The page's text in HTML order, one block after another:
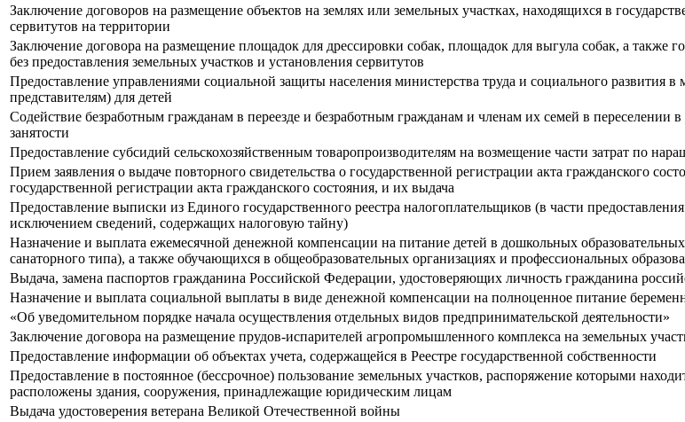
Заключение договоров на размещение объектов на землях или земельных участках, находящихся в
сервитутов на территории
Заключение договора на размещение площадок для дрессировки собак, площадок для выгула собак, а также
без предоставления земельных участков и установления сервитутов
Предоставление управлениями социальной защиты населения министерства труда и социального развития
представителям) для детей
Содействие безработным гражданам в переезде и безработным гражданам и членам их семей в переселении
занятости
Предоставление субсидий сельскохозяйственным товаропроизводителям на возмещение части затрат по
Прием заявления о выдаче повторного свидетельства о государственной регистрации акта гражданского
государственной регистрации акта гражданского состояния, и их выдача
Предоставление выписки из Единого государственного реестра налогоплательщиков (в части
исключением сведений, содержащих налоговую тайну)
Назначение и выплата ежемесячной денежной компенсации на питание детей в дошкольных
санаторного типа), а также обучающихся в общеобразовательных организациях и профессиональных
Выдача, замена паспортов гражданина Российской Федерации, удостоверяющих личность гражданина
Назначение и выплата социальной выплаты в виде денежной компенсации на полноценное питание
«Об уведомительном порядке начала осуществления отдельных видов предпринимательской деятельности»
Заключение договора на размещение прудов-испарителей агропромышленного комплекса на земельных
Предоставление информации об объектах учета, содержащейся в Реестре государственной собственности
Предоставление в постоянное (бессрочное) пользование земельных участков, распоряжение которыми
расположены здания, сооружения, принадлежащие юридическим лицам
Выдача удостоверения ветерана Великой Отечественной войны